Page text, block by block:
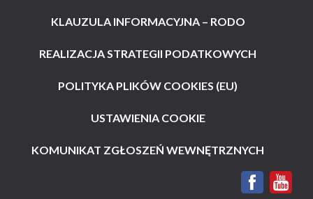
KLAUZULA INFORMACYJNA – RODO
REALIZACJA STRATEGII PODATKOWYCH
POLITYKA PLIKÓW COOKIES (EU)
USTAWIENIA COOKIE
KOMUNIKAT ZGŁOSZEŃ WEWNĘTRZNYCH